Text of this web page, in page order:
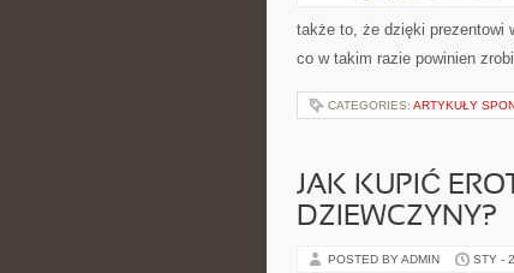
także to, że dzięki prezentowi
co w takim razie powinien
CATEGORIES: ARTYKUŁY
JAK KUPIĆ
DZIEWCZYNY?
POSTED BY ADMIN STY -